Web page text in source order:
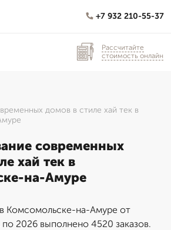
+7 932 210-55-37
Рассчитайте
стоимость онлайн
домов в стиле хай тек в
современных
хай тек в
на-Амуре
Комсомольске-на-Амуре от
2026 выполнено 4520 заказов.